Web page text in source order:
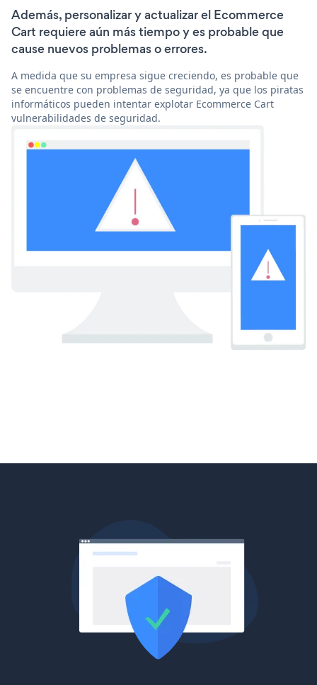
Además, personalizar y actualizar el Ecommerce
Cart requiere aún más tiempo y es probable que
cause nuevos problemas o errores.
A medida que su empresa sigue creciendo, es probable que
se encuentre con problemas de seguridad, ya que los piratas
informáticos pueden intentar explotar Ecommerce Cart
vulnerabilidades de seguridad.